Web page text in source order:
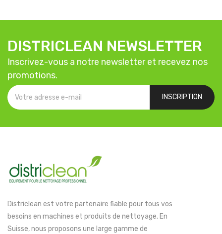
DISTRICLEAN NEWSLETTER
Inscrivez-vous a notre newsletter et recevez nos
promotions.
INSCRIPTION
Districlean est votre partenaire fiable pour tous vos
besoins en machines et produits de nettoyage. En
Suisse, nous proposons une large gamme de